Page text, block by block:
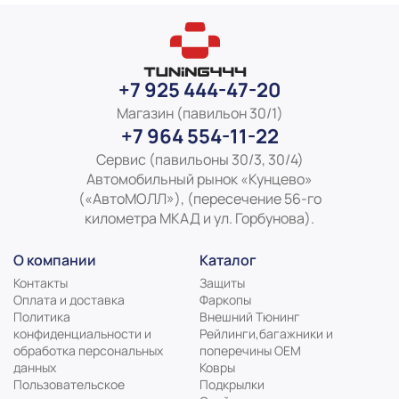
+7 925 444-47-20
Магазин (павильон 30/1)
+7 964 554-11-22
Сервис (павильоны 30/3, 30/4)
Автомобильный рынок «Кунцево»
(«АвтоМОЛЛ»), (пересечение 56-го
километра МКАД и ул. Горбунова).
О компании
Контакты
Оплата и доставка
Политика
конфиденциальности и
обработка персональных
данных
Пользовательское
Каталог
Защиты
Фаркопы
Внешний Тюнинг
Рейлинги,багажники и
поперечины ОЕМ
Ковры
Подкрылки